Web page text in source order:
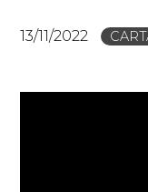
13/11/2022